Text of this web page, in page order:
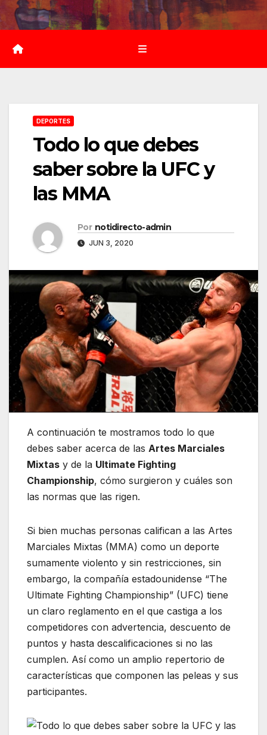
Saltar
al
contenido
DEPORTES
Todo lo que debes
saber sobre la UFC y
las MMA
Por notidirecto-admin
JUN 3, 2020
A continuación te mostramos todo lo que
debes saber acerca de las Artes Marciales
Mixtas y de la Ultimate Fighting
Championship, cómo surgieron y cuáles son
las normas que las rigen.
Si bien muchas personas califican a las Artes
Marciales Mixtas (MMA) como un deporte
sumamente violento y sin restricciones, sin
embargo, la compañía estadounidense “The
Ultimate Fighting Championship” (UFC) tiene
un claro reglamento en el que castiga a los
competidores con advertencia, descuento de
puntos y hasta descalificaciones si no las
cumplen. Así como un amplio repertorio de
características que componen las peleas y sus
participantes.